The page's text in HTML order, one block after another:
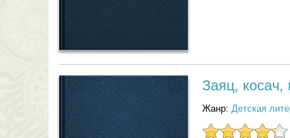
Заяц,
Жанр: Детская